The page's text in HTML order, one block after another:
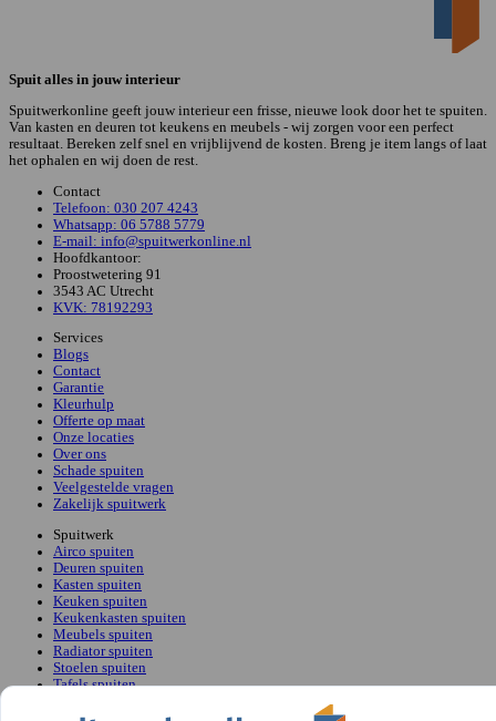
Spuit alles in jouw interieur
Spuitwerkonline geeft jouw interieur een frisse, nieuwe look door het te spuiten.
Van kasten en deuren tot keukens en meubels - wij zorgen voor een perfect
resultaat. Bereken zelf snel en vrijblijvend de kosten. Breng je item langs of laat
het ophalen en wij doen de rest.
Contact
Telefoon: 030 207 4243
Whatsapp: 06 5788 5779
E-mail: info@spuitwerkonline.nl
Hoofdkantoor:
Proostwetering 91
3543 AC Utrecht
KVK: 78192293
Services
Blogs
Contact
Garantie
Kleurhulp
Offerte op maat
Onze locaties
Over ons
Schade spuiten
Veelgestelde vragen
Zakelijk spuitwerk
Spuitwerk
Airco spuiten
Deuren spuiten
Kasten spuiten
Keuken spuiten
Keukenkasten spuiten
Meubels spuiten
Radiator spuiten
Stoelen spuiten
Tafels spuiten